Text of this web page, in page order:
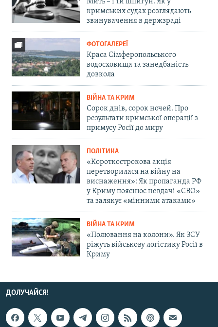
Мить – і ти шпигун. Як у
кримських судах розглядають
звинувачення в держзраді
ФОТОГАЛЕРЕЇ
Краса Сімферопольського
водосховища та занедбаність
довкола
ВІЙНА ТА КРИМ
Сорок днів, сорок ночей. Про
результати кримської операції з
примусу Росії до миру
ПОЛІТИКА
«Короткострокова акція
перетворилася на війну на
виснаження»: Як пропаганда РФ
у Криму пояснює невдачі «СВО»
та залякує «мінними атаками»
ВІЙНА ТА КРИМ
«Полювання на колони». Як ЗСУ
ріжуть військову логістику Росії в
Криму
ДОЛУЧАЙСЯ!